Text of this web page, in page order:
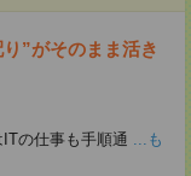
”がそのまま活き
の仕事も手順通 ...も